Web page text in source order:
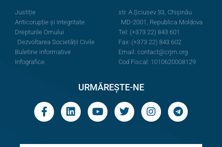
Justiție
Anticorupție și Integritate
Drepturile Omului
Dezvoltarea Societății Civile
Buletine informative
Infografice
str. A.Şciusev 33, Chișinău
MD-2001, Republica Moldova
Tel: (+373 22) 843 601
Fax: (+373 22) 843 602
Email: contact@crjm.org
Cod Fiscal: 1010620008129
URMĂREȘTE-NE